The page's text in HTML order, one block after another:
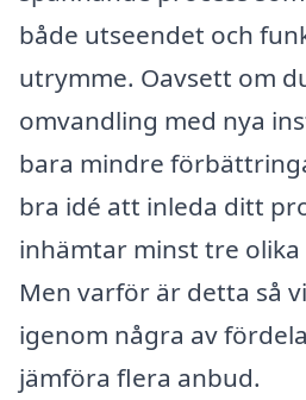
både utseendet och
utrymme. Oavsett om
omvandling med nya
bara mindre
bra idé att inleda ditt
inhämtar minst tre
Men varför är detta så
igenom några av
jämföra flera anbud.